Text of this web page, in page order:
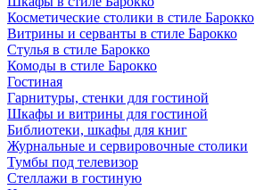
Косметические столики в стиле Барокко
Витрины и серванты в стиле Барокко
Стулья в стиле Барокко
Комоды в стиле Барокко
Гостиная
Гарнитуры, стенки для гостиной
Шкафы и витрины для гостиной
Библиотеки, шкафы для книг
Журнальные и сервировочные столики
Тумбы под телевизор
Стеллажи в гостиную